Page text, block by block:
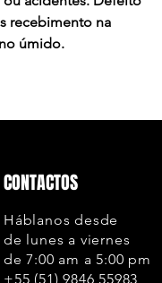
recebimento na
úmido.
CONTACTOS
Háblanos desde
de lunes a viernes
de 7:00 am a 5:00 pm
+55 (51) 9846 55983